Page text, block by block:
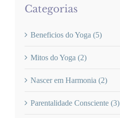
Categorias
Beneficios do Yoga (5)
Mitos do Yoga (2)
Nascer em Harmonia (2)
Parentalidade Consciente (3)